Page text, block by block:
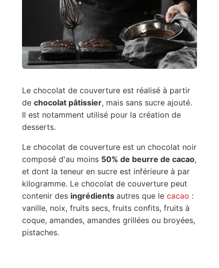
Le chocolat de couverture est réalisé à partir
de chocolat pâtissier, mais sans sucre ajouté.
Il est notamment utilisé pour la création de
desserts.
Le chocolat de couverture est un chocolat noir
composé d'au moins 50% de beurre de cacao,
et dont la teneur en sucre est inférieure à par
kilogramme. Le chocolat de couverture peut
contenir des ingrédients autres que le cacao :
vanille, noix, fruits secs, fruits confits, fruits à
coque, amandes, amandes grillées ou broyées,
pistaches.